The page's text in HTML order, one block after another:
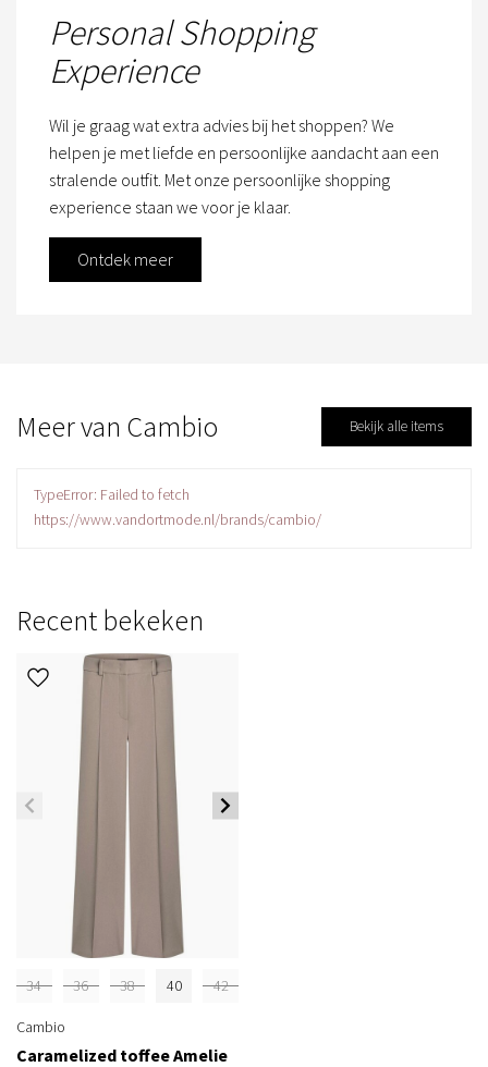
Personal Shopping
Experience
Wil je graag wat extra advies bij het shoppen? We
helpen je met liefde en persoonlijke aandacht aan een
stralende outfit. Met onze persoonlijke shopping
experience staan we voor je klaar.
Ontdek meer
Meer van Cambio Bekijk alle items
TypeError: Failed to fetch
https://www.vandortmode.nl/brands/cambio/
Recent bekeken
34 36 38 40 42
Cambio
Caramelized toffee Amelie